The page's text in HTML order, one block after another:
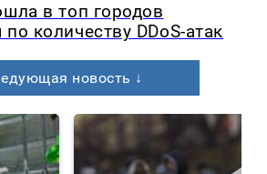
в топ городов
количеству DDoS-атак
новость ↓